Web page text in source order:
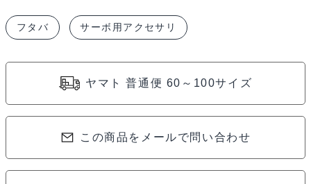
ボ
ホ
プ
フタバ サーボ用アクセサリ
ヤマト 普通便 60～100サイズ
この商品をメールで問い合わせ